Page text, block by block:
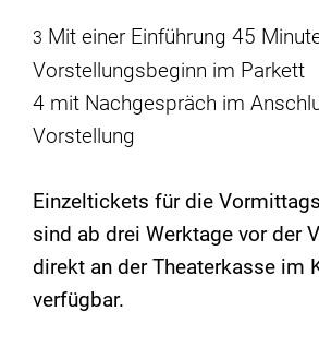
3 Mit einer Einführung 45
Vorstellungsbeginn im Parkett
4 mit Nachgespräch im
Vorstellung
Einzeltickets für die
sind ab drei Werktage vor der
direkt an der Theaterkasse im
verfügbar.